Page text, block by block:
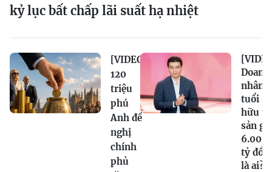
kỷ lục bất chấp lãi suất hạ nhiệt
[VIDEO]
120
triệu
phú
Anh đề
nghị
chính
phủ
Doanh
nhân
tuổi sở
hữu
sản
6.000
tỷ
là ai?